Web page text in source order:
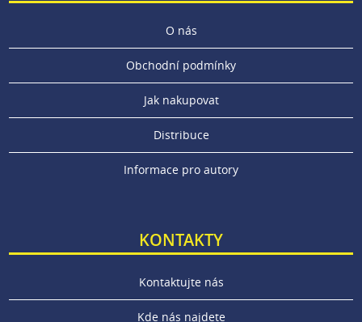
O nás
Obchodní podmínky
Jak nakupovat
Distribuce
Informace pro autory
KONTAKTY
Kontaktujte nás
Kde nás najdete